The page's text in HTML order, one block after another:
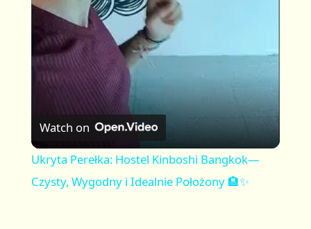
a
V
i
Watch on
Ukryta Perełka: Hostel Kinboshi Bangkok—
Czysty, Wygodny i Idealnie Położony 🏨✨